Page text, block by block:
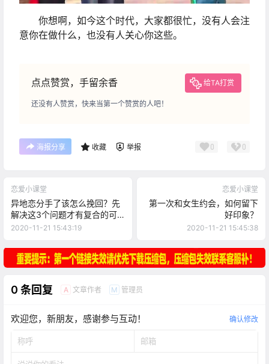
你想啊，如今这个时代，大家都很忙，没有人会注
意你在做什么，也没有人关心你这些。
点点赞赏，手留余香 给TA打赏
还没有人赞赏，快来当第一个赞赏的人吧！
海报分享 收藏 举报 0 0
恋爱小课堂
异地恋分手了该怎么挽回？先
解决这3个问题才有复合的可
能
2020-11-21 15:43:19
恋爱小课堂
第一次和女生约会，如何留下
好印象？
2020-11-21 15:45:38
0 条回复 A 文章作者 M 管理员
欢迎您，新朋友，感谢参与互动！ 确认修改